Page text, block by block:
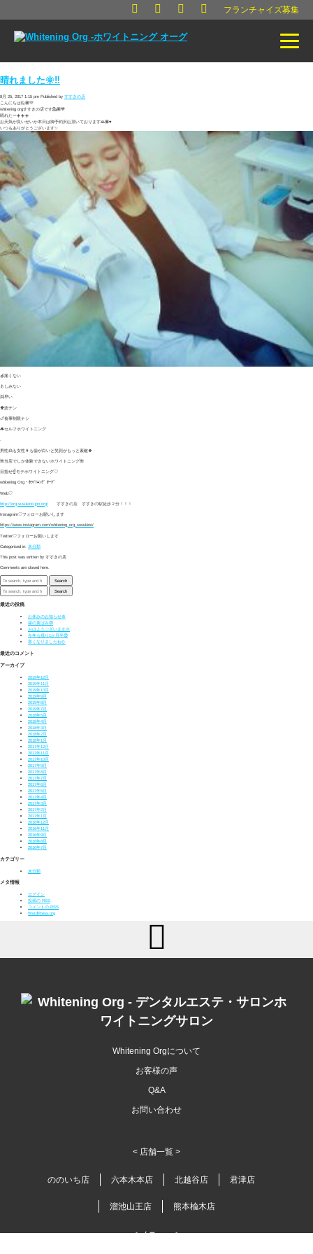
フランチャイズ募集
晴れました🌞‼️
8月 25, 2017 1:15 pm Published by すすきの店
こんにちは🙋🏾💛
whitening orgすすきの店です💁🏾💙
晴れたー☀️☀️☀️
お天気が良いせいか本日は御予約沢山頂いております🙏🏿♥️
いつもありがとうございます✨
🍎痛くない
🍐しみない
👯早い
🐥楽チン
🍗食事制限ナシ
☀セルフホワイトニング
男性👱も女性👩も歯が白いと笑顔がもっと素敵🍀
🌺当店でしか体験できないホワイトニング🌺
目指せ☝モテホワイトニング♡
whitening Org・ﾎﾜｲﾄﾆﾝｸﾞ ｵｰｸﾞ
Web♡
http://org-susukino.jpn.org/ すすきの店 すすきの駅徒歩２分！！！
Instagram♡フォローお願いします
https://www.instagram.com/whitening_org_susukino/
Twitter♡フォローお願いします
Categorised in: 未分類
This post was written by すすきの店
Comments are closed here.
Search
Search
最近の投稿
お休みのお知らせ🎍
歯の黄ばみ😨
おはようございます🌞
今年も残り1か月半😨
寒くなりましたね⛄
最近のコメント
アーカイブ
2019年12月
2019年11月
2019年10月
2019年9月
2019年8月
2019年7月
2018年5月
2018年4月
2018年3月
2018年2月
2018年1月
2017年12月
2017年11月
2017年10月
2017年9月
2017年8月
2017年7月
2017年6月
2017年5月
2017年4月
2017年3月
2017年2月
2017年1月
2016年12月
2016年11月
2016年9月
2016年8月
2016年7月
カテゴリー
未分類
メタ情報
ログイン
投稿の RSS
コメントの RSS
WordPress.org
Whitening Orgについて
お客様の声
Q&A
お問い合わせ
< 店舗一覧 >
ののいち店 六本木本店 北越谷店 君津店
溜池山王店 熊本楡木店
< メニュー >